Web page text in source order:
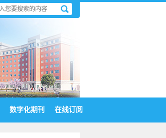
数字化期刊 在线订阅